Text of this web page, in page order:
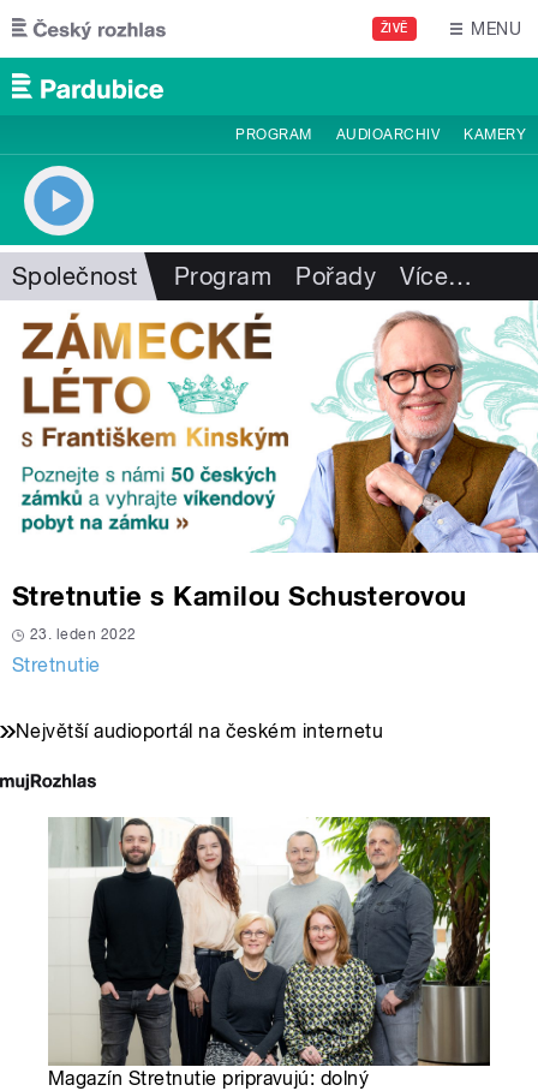
Přejít k hlavnímu obsahu
ŽIVĚ MENU
PROGRAM AUDIOARCHIV KAMERY
Společnost Program Pořady Více…
Stretnutie s Kamilou Schusterovou
23. leden 2022
Stretnutie
Největší audioportál na českém internetu
Magazín Stretnutie pripravujú: dolný